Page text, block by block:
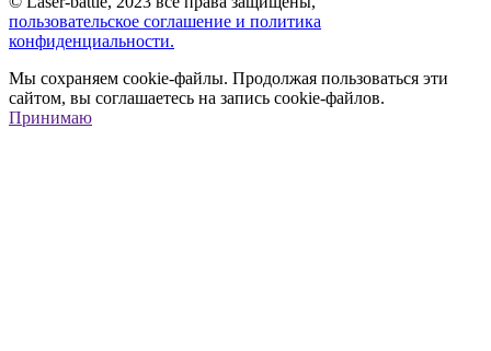
пользовательское соглашение и политика
конфиденциальности.
Мы сохраняем cookie-файлы. Продолжая пользоваться эти
сайтом, вы соглашаетесь на запись cookie-файлов.
Принимаю